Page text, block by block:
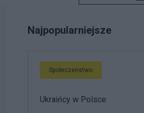
Najpopularniejsze
Społeczeństwo
Ukraińcy w Polsce